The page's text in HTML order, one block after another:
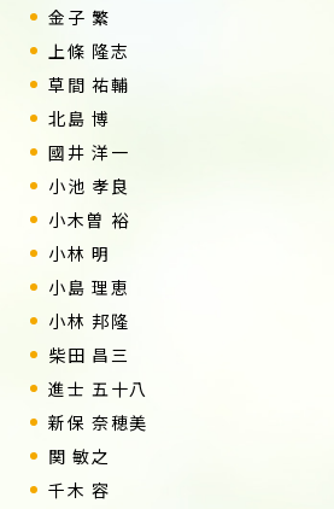
金子 繁
上條 隆志
草間 祐輔
北島 博
國井 洋一
小池 孝良
小木曽 裕
小林 明
小島 理恵
小林 邦隆
柴田 昌三
進士 五十八
新保 奈穂美
関 敏之
千木 容